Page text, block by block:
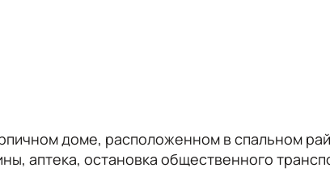
доме, расположенном в спальном
аптека, остановка общественного